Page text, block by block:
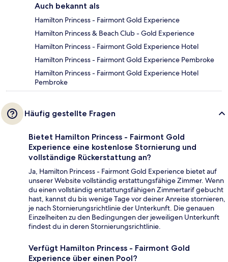
Auch bekannt als
Hamilton Princess - Fairmont Gold Experience
Hamilton Princess & Beach Club - Gold Experience
Hamilton Princess - Fairmont Gold Experience Hotel
Hamilton Princess - Fairmont Gold Experience Pembroke
Hamilton Princess - Fairmont Gold Experience Hotel
Pembroke
Häufig gestellte Fragen
Bietet Hamilton Princess - Fairmont Gold
Experience eine kostenlose Stornierung und
vollständige Rückerstattung an?
Ja, Hamilton Princess - Fairmont Gold Experience bietet auf
unserer Website vollständig erstattungsfähige Zimmer. Wenn
du einen vollständig erstattungsfähigen Zimmertarif gebucht
hast, kannst du bis wenige Tage vor deiner Anreise stornieren,
je nach Stornierungsrichtlinie der Unterkunft. Die genauen
Einzelheiten zu den Bedingungen der jeweiligen Unterkunft
findest du in deren Stornierungsrichtlinie.
Verfügt Hamilton Princess - Fairmont Gold
Experience über einen Pool?